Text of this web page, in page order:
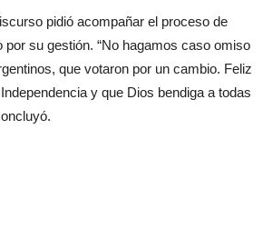
pidió acompañar el proceso de
por su gestión. “No hagamos caso omiso
que votaron por un cambio. Feliz
y que Dios bendiga a todas